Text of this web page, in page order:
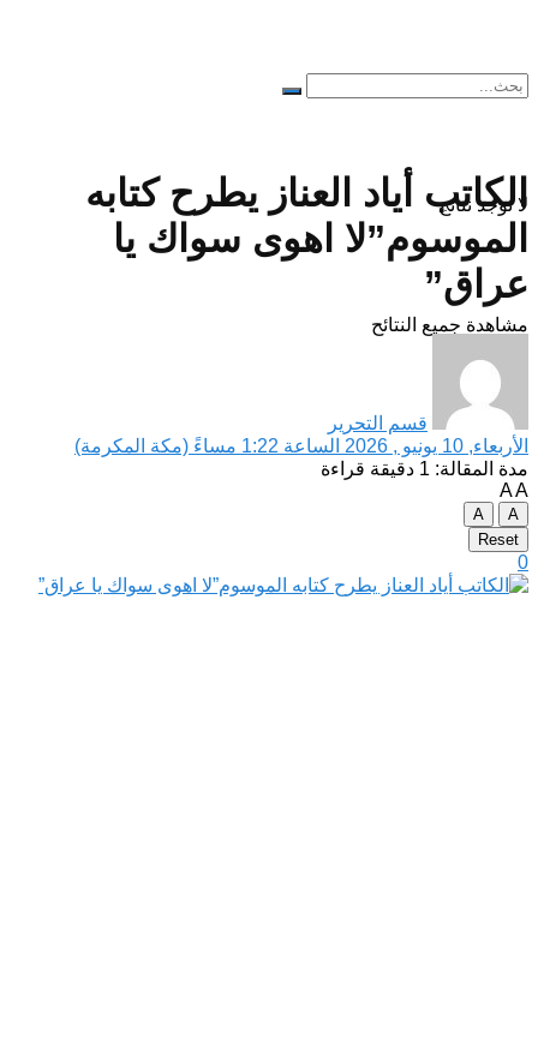
لا توجد نتائج
مشاهدة جميع النتائح
الكاتب أياد العناز يطرح كتابه
الموسوم”لا اهوى سواك يا
عراق”
قسم التحرير
الأربعاء, 10 يونيو , 2026 الساعة 1:22 مساءً (مكة المكرمة)
مدة المقالة: 1 دقيقة قراءة
AA
A
A
Reset
0